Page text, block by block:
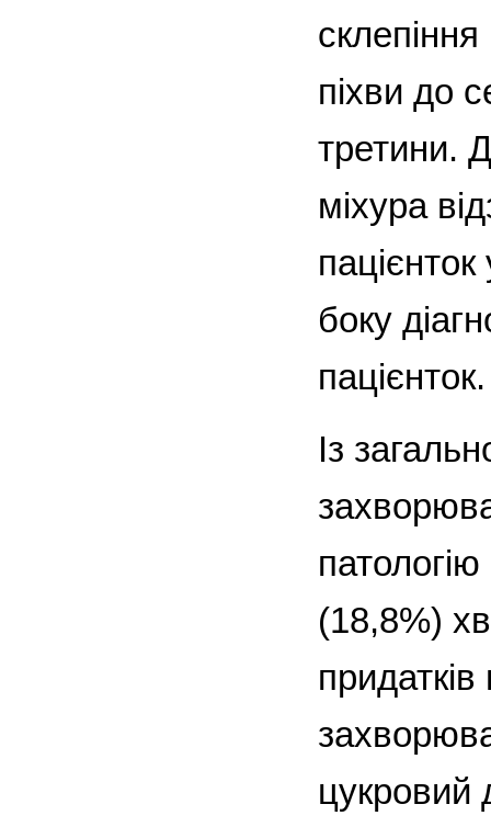
піхви до
третини.
міхура
боку
пацієнток.
Із
(18,8%)
цукровий